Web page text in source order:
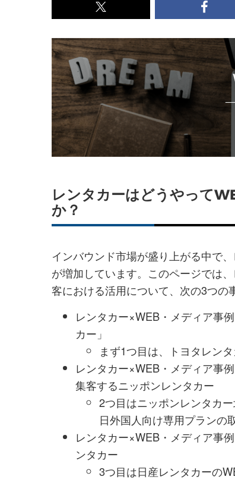
x<br>
記
事
を
シ
ェ
ア
す
記
事
を
シ
ェ
ア
す
レンタカーはどうやって
か？
インバウンド市場が盛り上がる中で
が増加しています。このページでは
客における活用について、次の3つの
レンタカー×WEB・メディア事
カー」
まず1つ目は、トヨタレン
レンタカー×WEB・メディア事
集客するニッポンレンタカー
2つ目はニッポンレンタカ
日外国人向け専用プランの
レンタカー×WEB・メディア事
ンタカー
3つ目は日産レンタカーの